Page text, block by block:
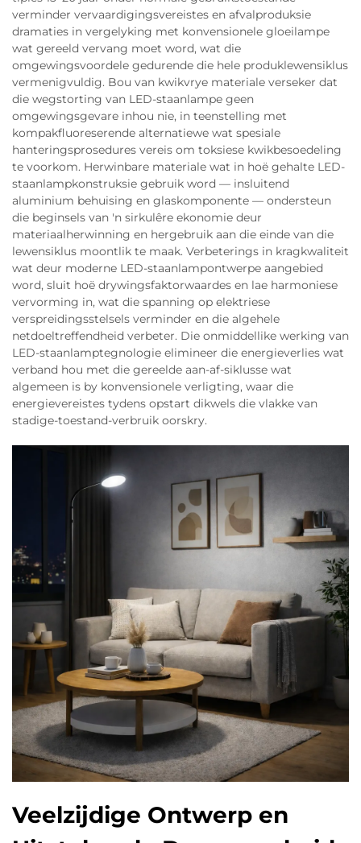
verminder vervaardigingsvereistes en afvalproduksie
dramaties in vergelyking met konvensionele gloeilampe
wat gereeld vervang moet word, wat die
omgewingsvoordele gedurende die hele produklewensiklus
vermenigvuldig. Bou van kwikvrye materiale verseker dat
die wegstorting van LED-staanlampe geen
omgewingsgevare inhou nie, in teenstelling met
kompakfluoreserende alternatiewe wat spesiale
hanteringsprosedures vereis om toksiese kwikbesoedeling
te voorkom. Herwinbare materiale wat in hoë gehalte LED-
staanlampkonstruksie gebruik word — insluitend
aluminium behuising en glaskomponente — ondersteun
die beginsels van 'n sirkulêre ekonomie deur
materiaalherwinning en hergebruik aan die einde van die
lewensiklus moontlik te maak. Verbeterings in kragkwaliteit
wat deur moderne LED-staanlampontwerpe aangebied
word, sluit hoë drywingsfaktorwaardes en lae harmoniese
vervorming in, wat die spanning op elektriese
verspreidingsstelsels verminder en die algehele
netdoeltreffendheid verbeter. Die onmiddellike werking van
LED-staanlamptegnologie elimineer die energieverlies wat
verband hou met die gereelde aan-af-siklusse wat
algemeen is by konvensionele verligting, waar die
energievereistes tydens opstart dikwels die vlakke van
stadige-toestand-verbruik oorskry.
Veelzijdige Ontwerp en